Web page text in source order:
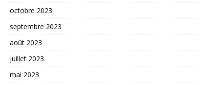
octobre 2023
septembre 2023
août 2023
juillet 2023
mai 2023